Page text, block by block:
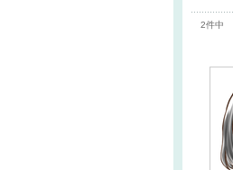
2件中